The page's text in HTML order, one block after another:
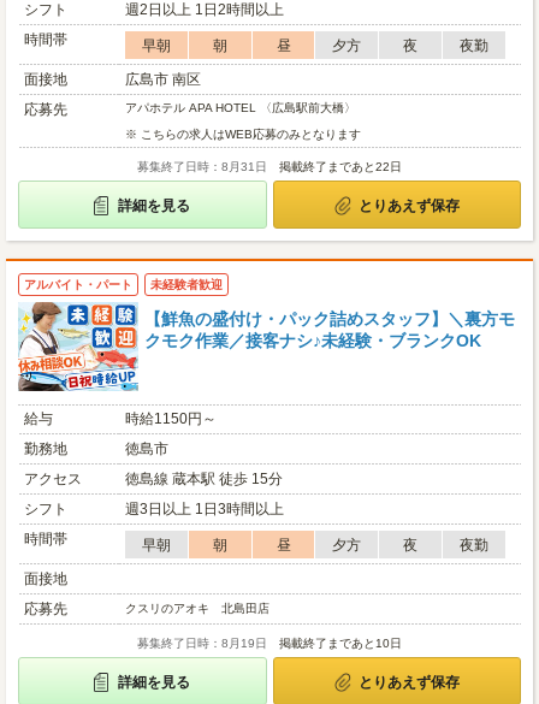
シフト
週2日以上 1日2時間以上
時間帯
早朝 朝 昼 夕方 夜
夜勤
面接地
広島市 南区
応募先
アパホテル APA HOTEL 〈広島駅前大橋〉
※ こちらの求人はWEB応募のみとなります
募集終了日時：8月31日 掲載終了まであと22日
詳細を見る とりあえず保存
アルバイト・パート 未経験者歓迎
【鮮魚の盛付け・パック詰めスタッフ】＼裏方モ
クモク作業／接客ナシ♪未経験・ブランクOK
給与
時給1150円～
勤務地
徳島市
アクセス
徳島線 蔵本駅 徒歩 15分
シフト
週3日以上 1日3時間以上
時間帯
早朝 朝 昼 夕方 夜
夜勤
面接地
応募先
クスリのアオキ 北島田店
募集終了日時：8月19日 掲載終了まであと10日
詳細を見る とりあえず保存